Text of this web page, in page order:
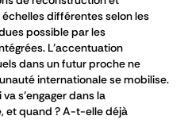
différentes selon les
possible par les
L’accentuation
dans un futur proche ne
internationale se mobilise.
s’engager dans la
et quand ? A-t-elle déjà